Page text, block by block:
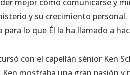
mejor cómo comunicarse y
y su crecimiento
lo que Él la ha llamado a
con el capellán sénior Ken
mostraba una gran pasión